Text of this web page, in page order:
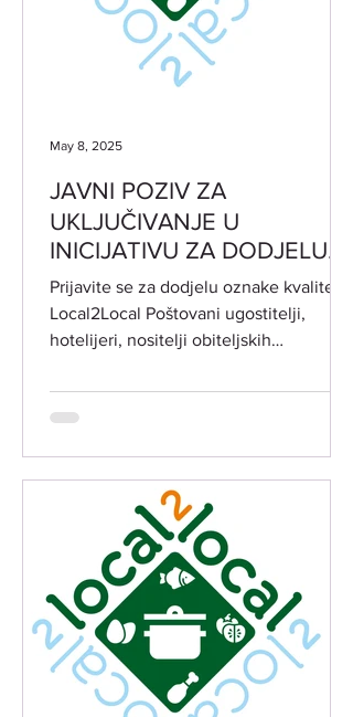
JAVNI POZIV ZA
UKLJUČIVANJE U
INICIJATIVU ZA DODJELU
OZNAKE KVALITETE
Local2Local
Prijavite se za dodjelu oznake kvalitete
Local2Local Poštovani ugostitelji,
hotelijeri, nositelji obiteljskih
May 8, 2025